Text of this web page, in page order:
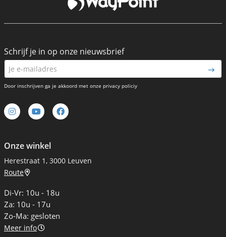
Onze winkel
Herestraat 1, 3000 Leuven
Route
Di-Vr: 10u - 18u
Za: 10u - 17u
Zo-Ma: gesloten
Meer info
Schrijf je in op onze nieuwsbrief
Door inschrijven ga je akkoord met onze privacy policiy